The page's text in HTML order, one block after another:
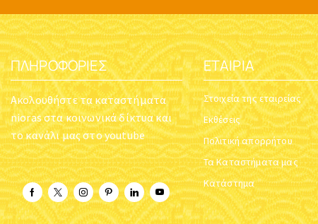
ΠΛΗΡΟΦΟΡΊΕΣ
Ακολουθήστε τα καταστήματα
nioras στα κοινωνικά δίκτυα και
το κανάλι μας στο youtube
ΕΤΑΙΡΊΑ
Στοιχεία της εταιρείας
Εκθέσεις
Πολιτική απορρήτου
Τα Καταστήματα μας
Κατάστημα